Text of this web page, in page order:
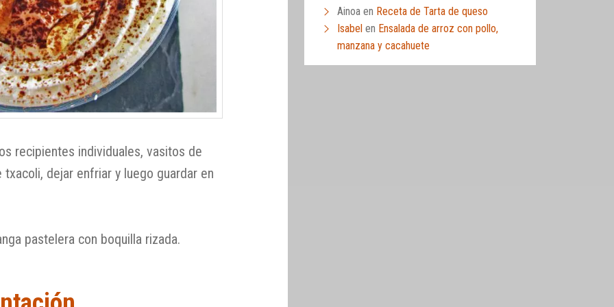
recipientes individuales, vasitos de
dejar enfriar y luego guardar en
pastelera con boquilla rizada.
Ainoa en Receta de Tarta de queso
Isabel en Ensalada de arroz con pollo,
manzana y cacahuete